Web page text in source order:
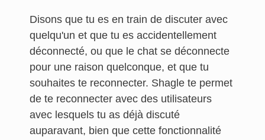
Disons que tu es en train de discuter avec
quelqu'un et que tu es accidentellement
déconnecté, ou que le chat se déconnecte
pour une raison quelconque, et que tu
souhaites te reconnecter. Shagle te permet
de te reconnecter avec des utilisateurs
avec lesquels tu as déjà discuté
auparavant, bien que cette fonctionnalité